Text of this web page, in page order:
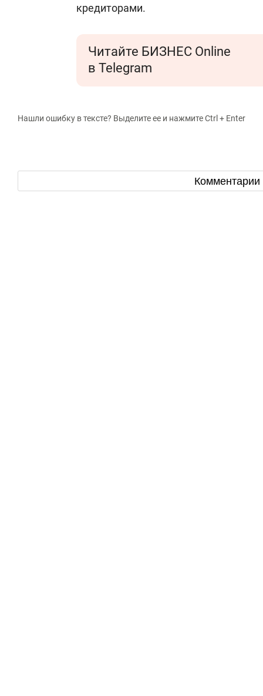
кредиторами.
Читайте БИЗНЕС Online
в Telegram
Нашли ошибку в тексте? Выделите ее и нажмите Ctrl + Enter
Комментарии